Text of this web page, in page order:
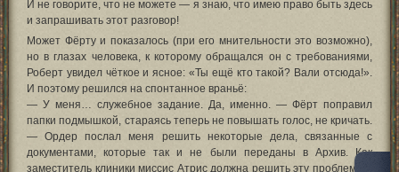
И не говорите, что не можете — я знаю, что имею право быть здесь
и запрашивать этот разговор!
Может Фёрту и показалось (при его мнительности это возможно),
но в глазах человека, к которому обращался он с требованиями,
Роберт увидел чёткое и ясное: «Ты ещё кто такой? Вали отсюда!».
И поэтому решился на спонтанное враньё:
— У меня… служебное задание. Да, именно. — Фёрт поправил
папки подмышкой, стараясь теперь не повышать голос, не кричать.
— Ордер послал меня решить некоторые дела, связанные с
документами, которые так и не были переданы в Архив. Как
заместитель клиники миссис Атрис должна решить эту проблему, и